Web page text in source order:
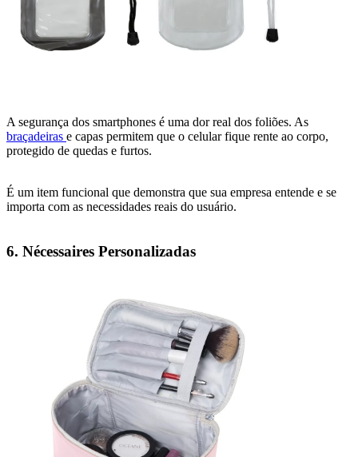
A segurança dos smartphones é uma dor real dos foliões. As
braçadeiras e capas permitem que o celular fique rente ao corpo,
protegido de quedas e furtos.
É um item funcional que demonstra que sua empresa entende e se
importa com as necessidades reais do usuário.
6. Nécessaires Personalizadas